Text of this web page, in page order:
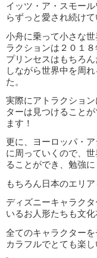
イッツ・ア・スモー
らずっと愛され続け
小舟に乗って小さな
ラクションは２０１
プリンセスはもちろ
しながら世界中を周
た。
実際にアトラクショ
ターは見つけること
ます！
更に、ヨーロッパ・
に周っていくので、
ることができ、勉強に
もちろん日本のエリア
ディズニーキャラク
いるお人形たちも文
全てのキャラクター
カラフルでとても楽し